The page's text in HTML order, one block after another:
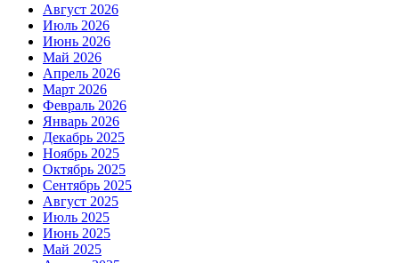
Август 2026
Июль 2026
Июнь 2026
Май 2026
Апрель 2026
Март 2026
Февраль 2026
Январь 2026
Декабрь 2025
Ноябрь 2025
Октябрь 2025
Сентябрь 2025
Август 2025
Июль 2025
Июнь 2025
Май 2025